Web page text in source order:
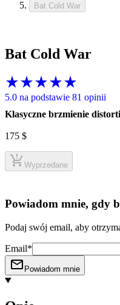
Bat Cold War
Bat Cold War
Klasyczne brzmienie
5.0 na podstawie 81 opinii
175 $
Wyprzedane
Powiadom mnie, gdy
Podaj swój email, aby
Email*
Powiadom mnie